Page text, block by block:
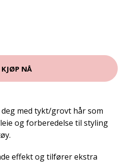
KJØP NÅ
med tykt/grovt hår som
og forberedelse til styling
effekt og tilfører ekstra